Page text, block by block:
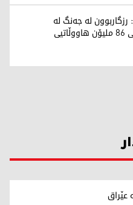
رزگاربوون لە جەنگ لە
بەرژەوەندیی 86 ملیۆن هاووڵاتیی